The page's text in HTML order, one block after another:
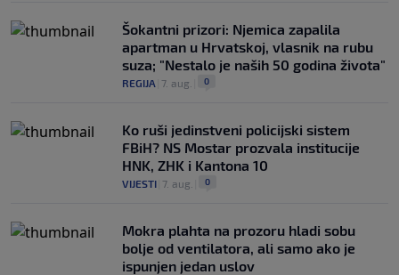
Šokantni prizori: Njemica zapalila
apartman u Hrvatskoj, vlasnik na rubu
suza; "Nestalo je naših 50 godina života"
REGIJA 7. aug. 0
Ko ruši jedinstveni policijski sistem
FBiH? NS Mostar prozvala institucije
HNK, ZHK i Kantona 10
VIJESTI 7. aug. 0
Mokra plahta na prozoru hladi sobu
bolje od ventilatora, ali samo ako je
ispunjen jedan uslov